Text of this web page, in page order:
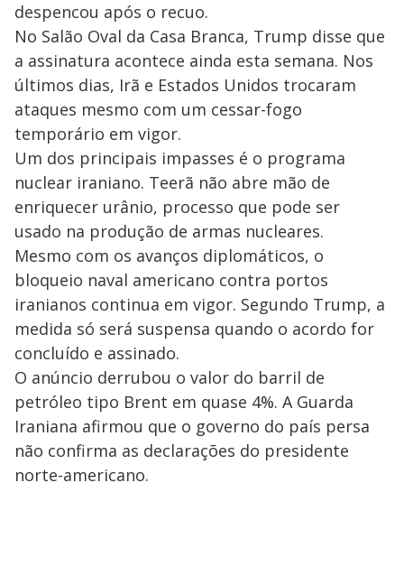
despencou após o recuo.
No Salão Oval da Casa Branca, Trump disse que
a assinatura acontece ainda esta semana. Nos
últimos dias, Irã e Estados Unidos trocaram
ataques mesmo com um cessar-fogo
temporário em vigor.
Um dos principais impasses é o programa
nuclear iraniano. Teerã não abre mão de
enriquecer urânio, processo que pode ser
usado na produção de armas nucleares.
Mesmo com os avanços diplomáticos, o
bloqueio naval americano contra portos
iranianos continua em vigor. Segundo Trump, a
medida só será suspensa quando o acordo for
concluído e assinado.
O anúncio derrubou o valor do barril de
petróleo tipo Brent em quase 4%. A Guarda
Iraniana afirmou que o governo do país persa
não confirma as declarações do presidente
norte-americano.